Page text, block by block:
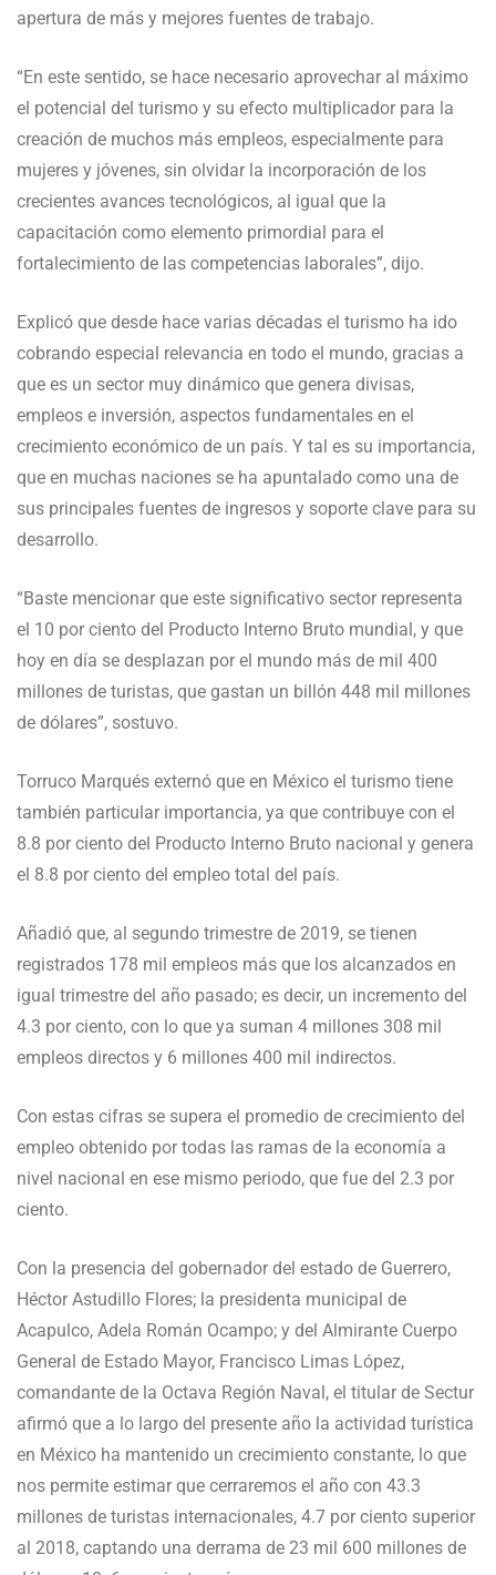
apertura de más y mejores fuentes de trabajo.
“En este sentido, se hace necesario aprovechar al máximo
el potencial del turismo y su efecto multiplicador para la
creación de muchos más empleos, especialmente para
mujeres y jóvenes, sin olvidar la incorporación de los
crecientes avances tecnológicos, al igual que la
capacitación como elemento primordial para el
fortalecimiento de las competencias laborales”, dijo.
Explicó que desde hace varias décadas el turismo ha ido
cobrando especial relevancia en todo el mundo, gracias a
que es un sector muy dinámico que genera divisas,
empleos e inversión, aspectos fundamentales en el
crecimiento económico de un país. Y tal es su importancia,
que en muchas naciones se ha apuntalado como una de
sus principales fuentes de ingresos y soporte clave para su
desarrollo.
“Baste mencionar que este significativo sector representa
el 10 por ciento del Producto Interno Bruto mundial, y que
hoy en día se desplazan por el mundo más de mil 400
millones de turistas, que gastan un billón 448 mil millones
de dólares”, sostuvo.
Torruco Marqués externó que en México el turismo tiene
también particular importancia, ya que contribuye con el
8.8 por ciento del Producto Interno Bruto nacional y genera
el 8.8 por ciento del empleo total del país.
Añadió que, al segundo trimestre de 2019, se tienen
registrados 178 mil empleos más que los alcanzados en
igual trimestre del año pasado; es decir, un incremento del
4.3 por ciento, con lo que ya suman 4 millones 308 mil
empleos directos y 6 millones 400 mil indirectos.
Con estas cifras se supera el promedio de crecimiento del
empleo obtenido por todas las ramas de la economía a
nivel nacional en ese mismo periodo, que fue del 2.3 por
ciento.
Con la presencia del gobernador del estado de Guerrero,
Héctor Astudillo Flores; la presidenta municipal de
Acapulco, Adela Román Ocampo; y del Almirante Cuerpo
General de Estado Mayor, Francisco Limas López,
comandante de la Octava Región Naval, el titular de Sectur
afirmó que a lo largo del presente año la actividad turística
en México ha mantenido un crecimiento constante, lo que
nos permite estimar que cerraremos el año con 43.3
millones de turistas internacionales, 4.7 por ciento superior
al 2018, captando una derrama de 23 mil 600 millones de